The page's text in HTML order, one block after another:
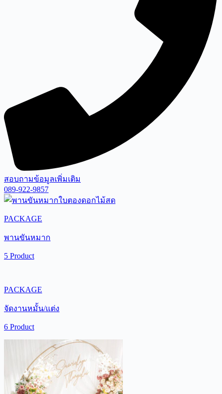
สอบถามข้อมูลเพิ่มเติม
089-922-9857
PACKAGE
พานขันหมาก
5 Product
PACKAGE
จัดงานหมั้น/แต่ง
6 Product